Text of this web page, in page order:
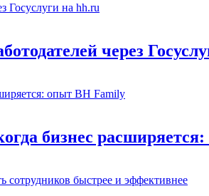
через
бизнес